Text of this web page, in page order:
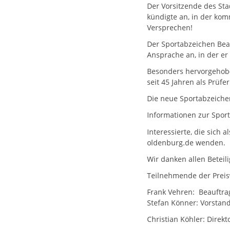
Der Vorsitzende des
kündigte an, in der
Versprechen!
Der Sportabzeichen
Ansprache an, in der
Besonders
seit 45 Jahren als
Die neue
Informationen zur
Interessierte, die sich
oldenburg.de wenden.
Wir danken allen
Teilnehmende der
Frank Vehren:
Stefan Könner:
Christian Köhler: